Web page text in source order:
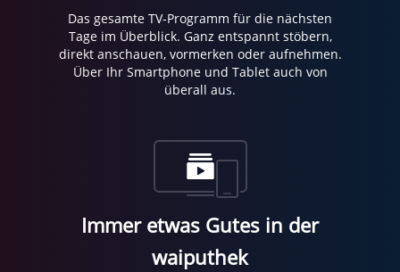
Das gesamte TV-Programm für die nächsten
Tage im Überblick. Ganz entspannt stöbern,
direkt anschauen, vormerken oder aufnehmen.
Über Ihr Smartphone und Tablet auch von
überall aus.
Immer etwas Gutes in der
waiputhek